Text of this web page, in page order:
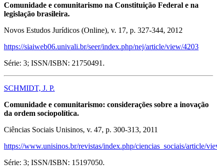
Comunidade e comunitarismo na Constituição Federal e na
legislação brasileira.
Novos Estudos Jurídicos (Online), v. 17, p. 327-344, 2012
https://siaiweb06.univali.br/seer/index.php/nej/article/view/4203
Série: 3; ISSN/ISBN: 21750491.
SCHMIDT, J. P.
Comunidade e comunitarismo: considerações sobre a inovação
da ordem sociopolítica.
Ciências Sociais Unisinos, v. 47, p. 300-313, 2011
https://www.unisinos.br/revistas/index.php/ciencias_sociais/article/
Série: 3; ISSN/ISBN: 15197050.